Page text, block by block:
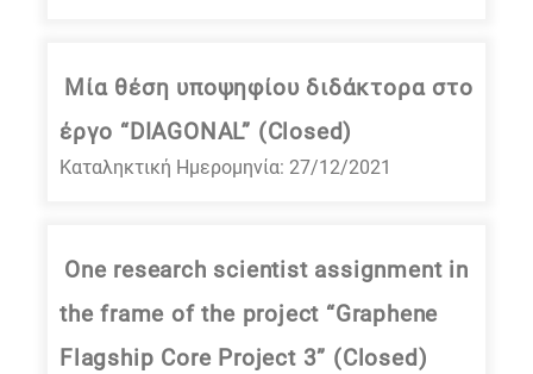
Μία θέση υποψηφίου διδάκτορα στο
έργο “DIAGONAL” (Closed)
Καταληκτική Ημερομηνία: 27/12/2021
One research scientist assignment in
the frame of the project “Graphene
Flagship Core Project 3” (Closed)